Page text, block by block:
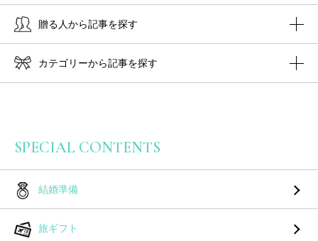
贈る人から記事を探す
カテゴリーから記事を探す
SPECIAL CONTENTS
結婚準備
旅ギフト